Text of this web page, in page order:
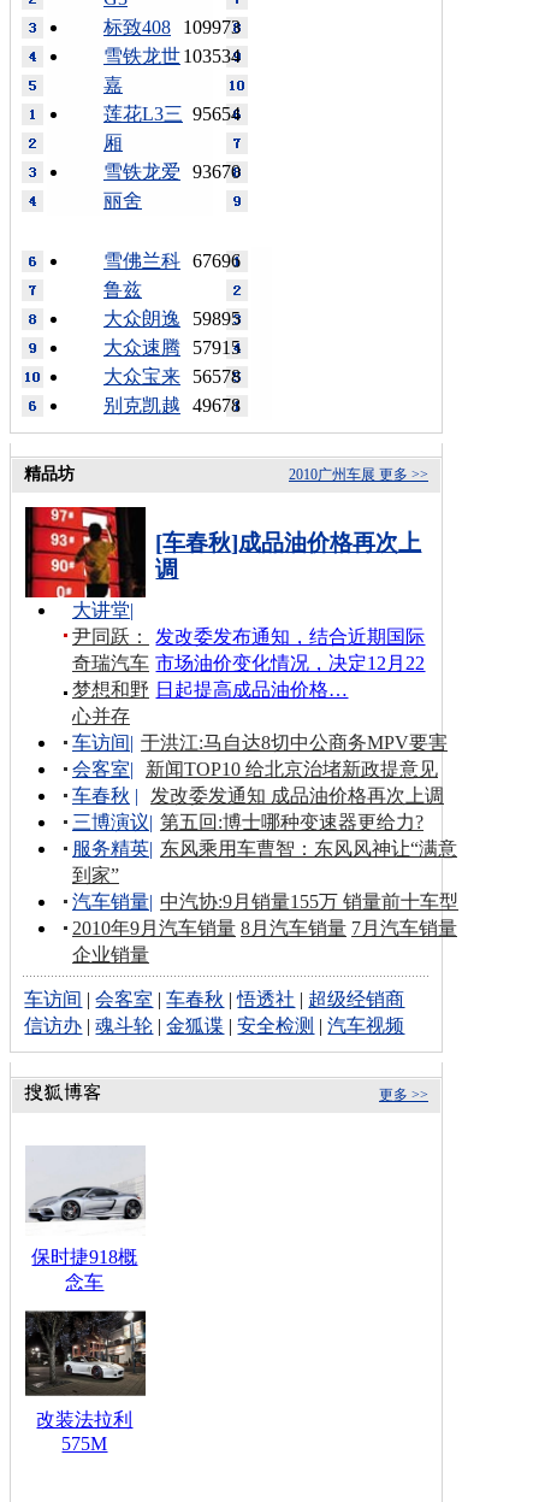
109973
标致408
103534
雪铁龙世
嘉
95654
莲花L3三
厢
93670
雪铁龙爱
丽舍
67696
雪佛兰科
鲁兹
59895
大众朗逸
57915
大众速腾
56578
大众宝来
49678
别克凯越
更多 >>
2010广州车展
精品坊
[车春秋]成品油价格再次上
调
发改委发布通知，结合近期国际
市场油价变化情况，决定12月22
日起提高成品油价格…
大讲堂|
尹同跃：
奇瑞汽车
梦想和野
心并存
车访间| 于洪江:马自达8切中公商务MPV要害
会客室|
新闻TOP10 给北京治堵新政提意见
车春秋 |
发改委发通知 成品油价格再次上调
三博演议| 第五回:博士哪种变速器更给力?
服务精英| 东风乘用车曹智：东风风神让“满意
到家”
汽车销量| 中汽协:9月销量155万 销量前十车型
2010年9月汽车销量 8月汽车销量 7月汽车销量
企业销量
车访间 |会客室 |车春秋 |悟透社 | 超级经销商
信访办 |魂斗轮 |金狐谍 |安全检测 |汽车视频
更多 >>
保时捷918概
念车
改装法拉利
575M